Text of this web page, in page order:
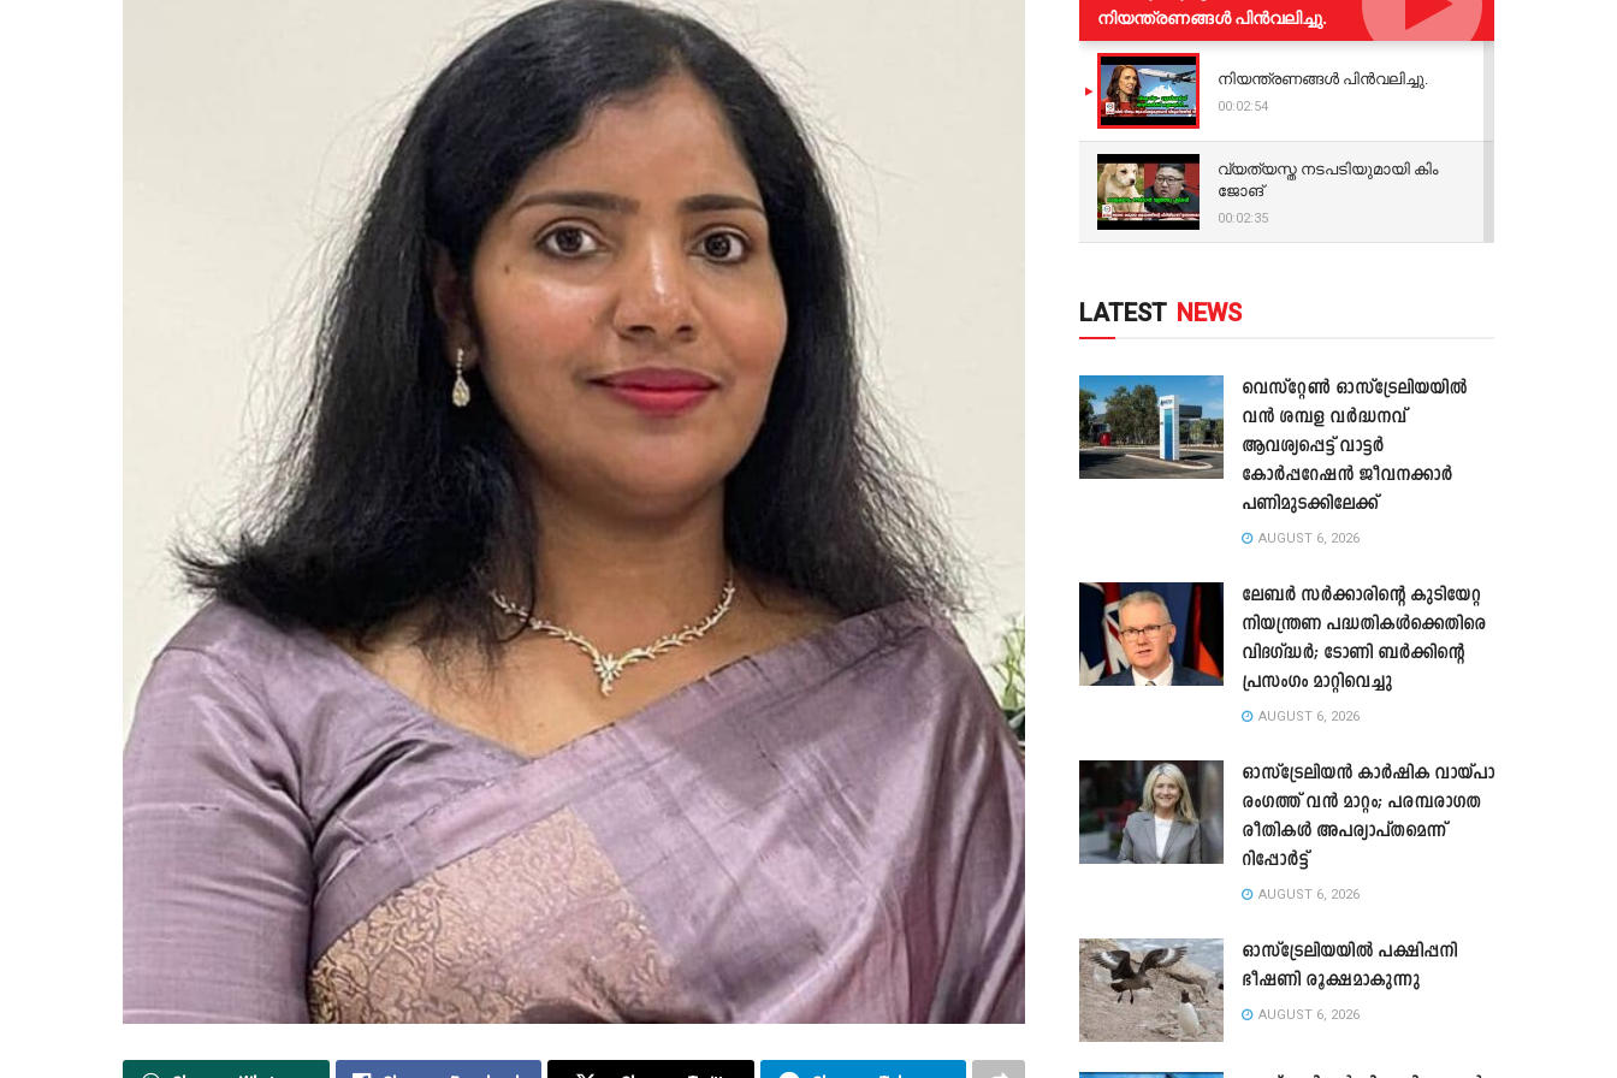
നിയന്ത്രണങ്ങള്‍ പിന്‍വലിച്ചു.
നിയന്ത്രണങ്ങള്‍ പിന്‍വലിച്ചു.
00:02:54
വ്യത്യസ്ത നടപടിയുമായി കിം
ജോങ്
00:02:35
LATEST NEWS
വെസ്റ്റേൺ ഓസ്‌ട്രേലിയയിൽ
വൻ ശമ്പള വർദ്ധനവ്
ആവശ്യപ്പെട്ട് വാട്ടർ
കോർപ്പറേഷൻ ജീവനക്കാർ
പണിമുടക്കിലേക്ക്
AUGUST 6, 2026
ലേബർ സർക്കാരിന്റെ കുടിയേറ്റ
നിയന്ത്രണ പദ്ധതികൾക്കെതിരെ
വിദഗ്ദ്ധർ; ടോണി ബർക്കിന്റെ
പ്രസംഗം മാറ്റിവെച്ചു
AUGUST 6, 2026
ഓസ്‌ട്രേലിയൻ കാർഷിക വായ്പാ
രംഗത്ത് വൻ മാറ്റം; പരമ്പരാഗത
രീതികൾ അപര്യാപ്തമെന്ന്
റിപ്പോർട്ട്
AUGUST 6, 2026
ഓസ്ട്രേലിയയിൽ പക്ഷിപ്പനി
ഭീഷണി രൂക്ഷമാകുന്നു
AUGUST 6, 2026